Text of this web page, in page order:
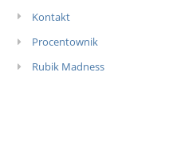
Kontakt
Procentownik
Rubik Madness